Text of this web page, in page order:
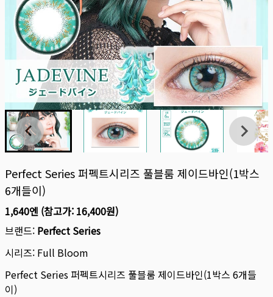
Perfect Series 퍼펙트시리즈 풀블룸 제이드바인(1박스
6개들이)
1,640엔 (참고가: 16,400원)
브랜드: Perfect Series
시리즈: Full Bloom
Perfect Series 퍼펙트시리즈 풀블룸 제이드바인(1박스 6개들
이)